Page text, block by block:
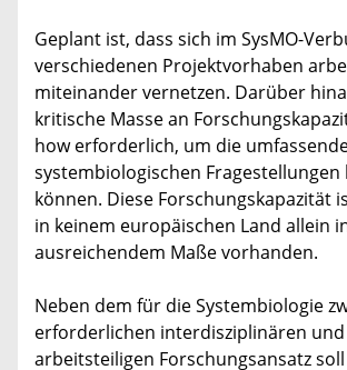
Geplant ist, dass sich im SysMO-
verschiedenen Projektvorhaben
miteinander vernetzen. Darüber
kritische Masse an
how erforderlich, um die
systembiologischen Fragestellungen
können. Diese Forschungskapazität
in keinem europäischen Land allein
ausreichendem Maße vorhanden.
Neben dem für die Systembiologie
erforderlichen interdisziplinären und
arbeitsteiligen Forschungsansatz